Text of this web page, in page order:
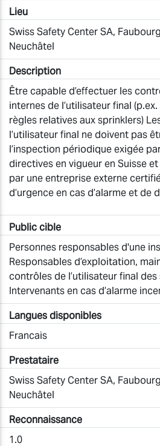
Lieu
Swiss Safety Center SA,
Neuchâtel
Description
Être capable d’effectuer les
internes de l’utilisateur final
règles relatives aux sprinklers)
l’utilisateur final ne doivent pas
l’inspection périodique exigée
directives en vigueur en Suisse
par une entreprise externe
d’urgence en cas d’alarme et de
Public cible
Personnes responsables d'une
Responsables d’exploitation,
contrôles de l’utilisateur final
Intervenants en cas d’alarme
Langues disponibles
Francais
Prestataire
Swiss Safety Center SA,
Neuchâtel
Reconnaissance
1.0